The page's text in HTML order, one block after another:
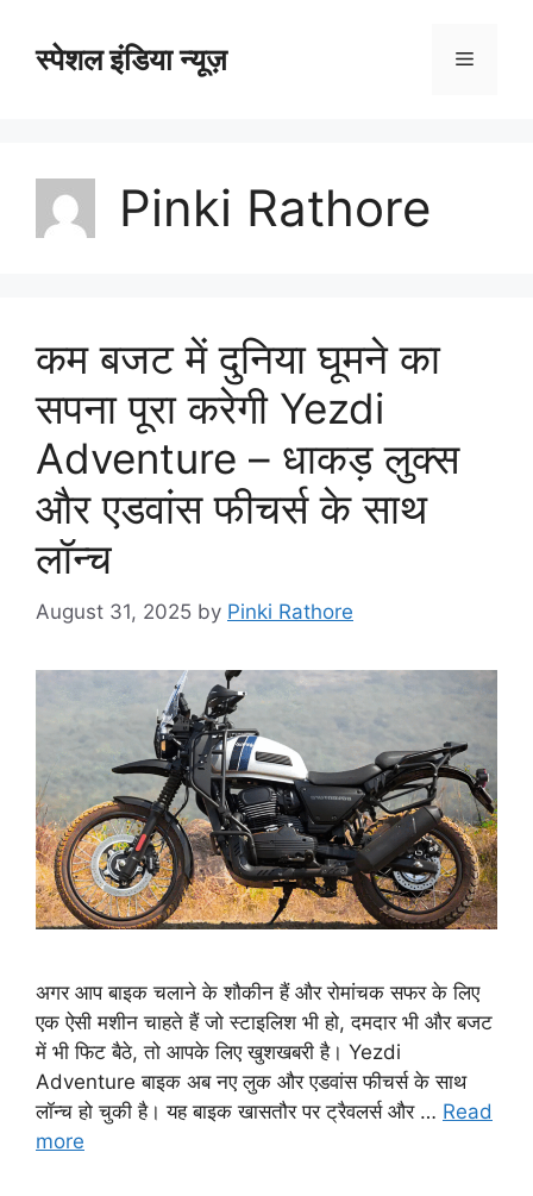
contentस्पेशल इंडिया न्यूज़ Menu
Pinki Rathore
कम बजट में दुनिया घूमने का
सपना पूरा करेगी Yezdi
Adventure – धाकड़ लुक्स
और एडवांस फीचर्स के साथ
लॉन्च
August 31, 2025 by Pinki Rathore
अगर आप बाइक चलाने के शौकीन हैं और रोमांचक सफर के लिए
एक ऐसी मशीन चाहते हैं जो स्टाइलिश भी हो, दमदार भी और बजट
में भी फिट बैठे, तो आपके लिए खुशखबरी है। Yezdi
Adventure बाइक अब नए लुक और एडवांस फीचर्स के साथ
लॉन्च हो चुकी है। यह बाइक खासतौर पर ट्रैवलर्स और … Read
more